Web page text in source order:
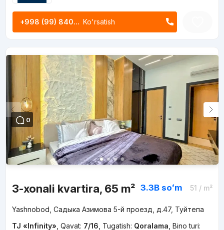
+998 (99) 840... Ko'rsatish
0
3-xonali kvartira, 65 m² 3.3B soʻm 51 / m²
Yashnobod, Садыка Азимова 5-й проезд, д.47, Туйтепа
TJ «Infinity» Qavat: 7/16 Tugatish: Qoralama Bino turi: